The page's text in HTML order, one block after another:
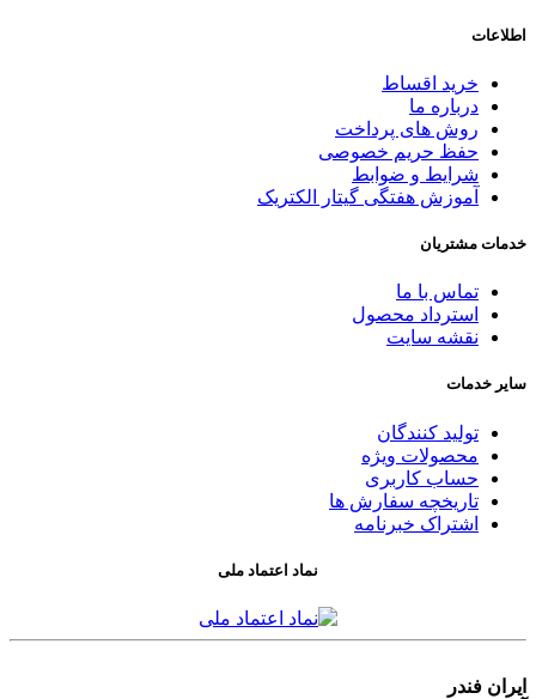
اطلاعات
خرید اقساط
درباره ما
روش های پرداخت
حفظ حریم خصوصی
شرایط و ضوابط
آموزش هفتگی گیتار الکتریک
خدمات مشتریان
تماس با ما
استرداد محصول
نقشه سایت
سایر خدمات
تولید کنندگان
محصولات ویژه
حساب کاربری
تاریخچه سفارش ها
اشتراک خبرنامه
نماد اعتماد ملی
ایران فندر